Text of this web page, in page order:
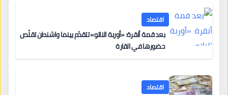
اقتصاد
بعد قمة أنقرة: «أوربة الناتو» تتقدّم بينما واشنطن تقلّص
حضورها في القارة
اقتصاد